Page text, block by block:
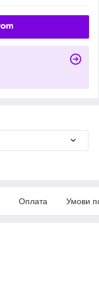
Оплата Умови